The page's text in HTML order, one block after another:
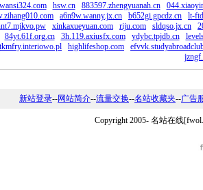
hsw.cn 883597.zhengyuanah.cn
a6n9w.wanny.jx.cn b652gi.gpcdz.cn
lt-
xinkaxueyuan.com riju.com sldqso.jx.cn
84yt.61f.org.cn
3h.119.axiusfx.com ydybc.tpjdb.cn
highlifeshop.com
新站登录--网站简介--流量交换--名站收藏夹--广告
Copyright 2005- 名站在线